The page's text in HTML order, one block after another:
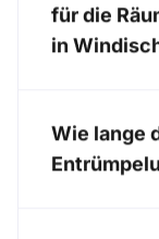
für die
in
Wie lange